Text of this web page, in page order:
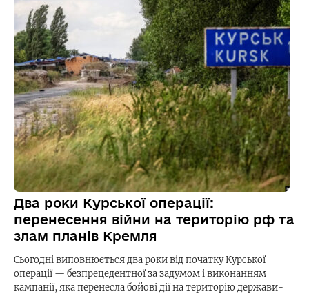
Два роки Курської операції:
перенесення війни на територію рф та
злам планів Кремля
Сьогодні виповнюється два роки від початку Курської
операції — безпрецедентної за задумом і виконанням
кампанії, яка перенесла бойові дії на територію держави-